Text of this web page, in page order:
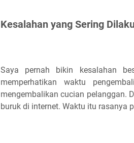
Kesalahan yang Sering
Saya pernah bikin kesalahan
memperhatikan waktu
mengembalikan cucian pelanggan.
buruk di internet. Waktu itu rasanya